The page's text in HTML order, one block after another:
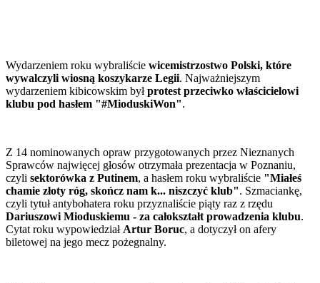
Wydarzeniem roku wybraliście wicemistrzostwo Polski, które
wywalczyli wiosną koszykarze Legii. Najważniejszym
wydarzeniem kibicowskim byłprotest przeciwko właścicielowi
klubu pod hasłem "#MioduskiWon".
Z 14 nominowanych opraw przygotowanych przez Nieznanych
Sprawców najwięcej głosów otrzymała prezentacja w Poznaniu,
czyli sektorówka z Putinem, a hasłem roku wybraliście "Miałeś
chamie złoty róg, skończ nam k... niszczyć klub". Szmaciankę,
czyli tytuł antybohatera roku przyznaliście piąty raz z rzędu
Dariuszowi Mioduskiemu - za całokształt prowadzenia klubu.
Cytat roku wypowiedział Artur Boruc, a dotyczył on afery
biletowej na jego mecz pożegnalny.